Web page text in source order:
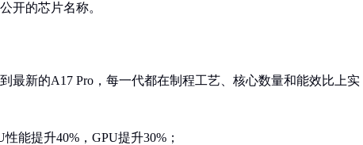
开的芯片名称。
最新的A17 Pro，每一代都在制程工艺、核心数量和能效比上实
能提升40%，GPU提升30%；